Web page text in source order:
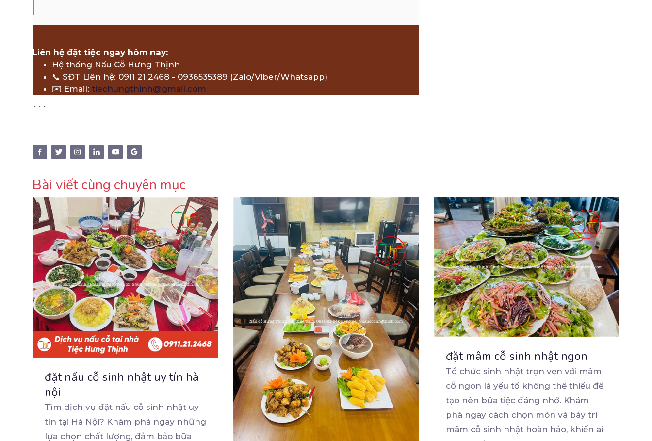
Liên hệ đặt tiệc ngay hôm nay:
Hệ thống Nấu Cỗ Hưng Thịnh
📞 SĐT Liên hệ: 0911 21 2468 - 0936535389 (Zalo/Viber/Whatsapp)
✉️ Email: tiechungthinh@gmail.com
```
Bài viết cùng chuyên mục
đặt nấu cỗ sinh nhật uy tín hà
nội
Tìm dịch vụ đặt nấu cỗ sinh nhật uy
tín tại Hà Nội? Khám phá ngay những
lựa chọn chất lượng, đảm bảo bữa
đặt mâm cỗ sinh nhật ngon
Tổ chức sinh nhật trọn vẹn với mâm
cỗ ngon là yếu tố không thể thiếu để
tạo nên bữa tiệc đáng nhớ. Khám
phá ngay cách chọn món và bày trí
mâm cỗ sinh nhật hoàn hảo, khiến ai